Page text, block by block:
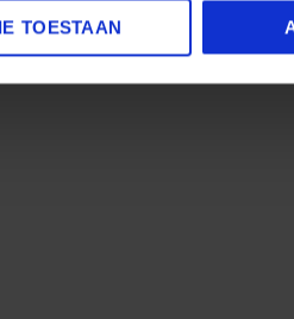
TOESTAAN